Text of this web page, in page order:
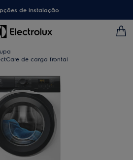
de instalação
de carga frontal